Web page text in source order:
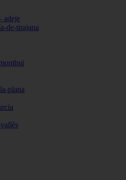
adeje
de-tirajana
plana